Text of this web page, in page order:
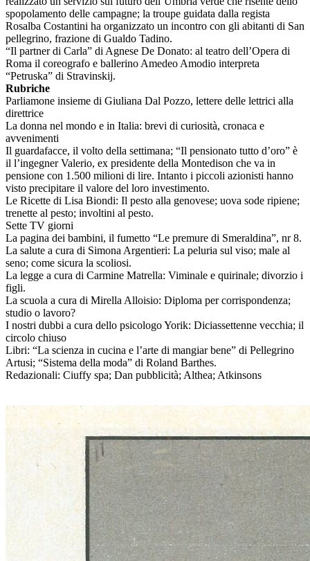
spopolamento delle campagne; la troupe guidata dalla regista
Rosalba Costantini ha organizzato un incontro con gli abitanti di San
pellegrino, frazione di Gualdo Tadino.
“Il partner di Carla” di Agnese De Donato: al teatro dell’Opera di
Roma il coreografo e ballerino Amedeo Amodio interpreta
“Petruska” di Stravinskij.
Rubriche
Parliamone insieme di Giuliana Dal Pozzo, lettere delle lettrici alla
direttrice
La donna nel mondo e in Italia: brevi di curiosità, cronaca e
avvenimenti
Il guardafacce, il volto della settimana; “Il pensionato tutto d’oro” è
il l’ingegner Valerio, ex presidente della Montedison che va in
pensione con 1.500 milioni di lire. Intanto i piccoli azionisti hanno
visto precipitare il valore del loro investimento.
Le Ricette di Lisa Biondi: Il pesto alla genovese; uova sode ripiene;
trenette al pesto; involtini al pesto.
Sette TV giorni
La pagina dei bambini, il fumetto “Le premure di Smeraldina”, nr 8.
La salute a cura di Simona Argentieri: La peluria sul viso; male al
seno; come sicura la scoliosi.
La legge a cura di Carmine Matrella: Viminale e quirinale; divorzio i
figli.
La scuola a cura di Mirella Alloisio: Diploma per corrispondenza;
studio o lavoro?
I nostri dubbi a cura dello psicologo Yorik: Diciassettenne vecchia; il
circolo chiuso
Libri: “La scienza in cucina e l’arte di mangiar bene” di Pellegrino
Artusi; “Sistema della moda” di Roland Barthes.
Redazionali: Ciuffy spa; Dan pubblicità; Althea; Atkinsons